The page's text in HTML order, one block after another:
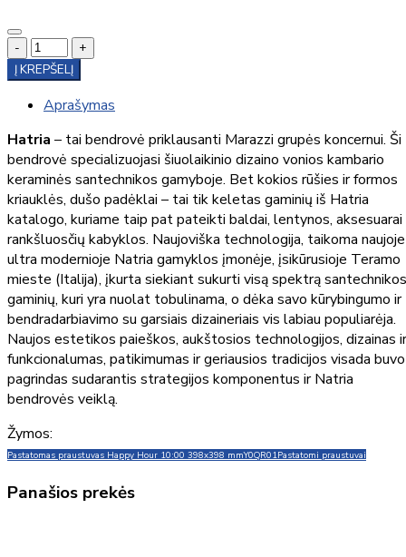
-
+
Į KREPŠELĮ
Aprašymas
Hatria – tai bendrovė priklausanti Marazzi grupės koncernui. Ši
bendrovė specializuojasi šiuolaikinio dizaino vonios kambario
keraminės santechnikos gamyboje. Bet kokios rūšies ir formos
kriauklės, dušo padėklai – tai tik keletas gaminių iš Hatria
katalogo, kuriame taip pat pateikti baldai, lentynos, aksesuarai
rankšluosčių kabyklos. Naujoviška technologija, taikoma naujoje
ultra modernioje Natria gamyklos įmonėje, įsikūrusioje Teramo
mieste (Italija), įkurta siekiant sukurti visą spektrą santechnikos
gaminių, kuri yra nuolat tobulinama, o dėka savo kūrybingumo ir
bendradarbiavimo su garsiais dizaineriais vis labiau populiarėja.
Naujos estetikos paieškos, aukštosios technologijos, dizainas ir
funkcionalumas, patikimumas ir geriausios tradicijos visada buvo
pagrindas sudarantis strategijos komponentus ir Natria
bendrovės veiklą.
Žymos:
Pastatomas praustuvas Happy Hour 10:00 398x398 mmY0QR01Pastatomi praustuvai
Panašios prekės